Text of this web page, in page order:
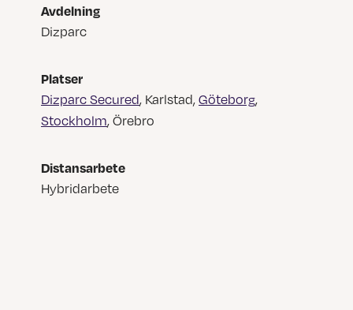
Avdelning
Dizparc
Platser
Dizparc Secured, Karlstad, Göteborg,
Stockholm, Örebro
Distansarbete
Hybridarbete